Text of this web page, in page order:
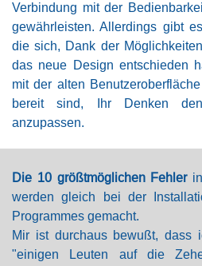
Verbindung mit der
gewährleisten. Allerdings gibt
die sich, Dank der
das neue Design entschieden
mit der alten
bereit sind, Ihr Denken
anzupassen.
Die 10 größtmöglichen Fehler
werden gleich bei der
Programmes gemacht.
Mir ist durchaus bewußt, dass
"einigen Leuten auf die